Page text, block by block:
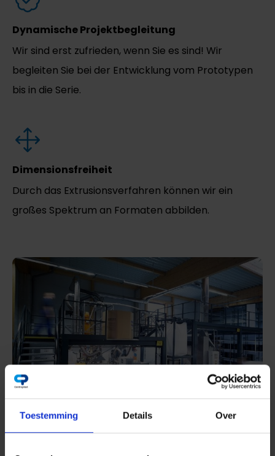
Toestemming Details Over
Dynamische Projektbegleitung
Wir sind erst zufrieden, wenn Sie es sind! Wir
begleiten Sie bei der Entwicklung vom Prototypen
bis in die Serie.
Dimensionsfreiheit
Durch das Extrusionsverfahren können wir ein
großes Spektrum an Formaten abbilden.